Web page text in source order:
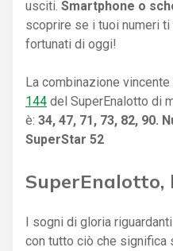
usciti. Smartphone o
scoprire se i tuoi numeri
fortunati di oggi!
La combinazione vincente
144 del SuperEnalotto di
è: 34, 47, 71, 73, 82, 90.
SuperStar 52
SuperEnalotto,
I sogni di gloria
con tutto ciò che significa